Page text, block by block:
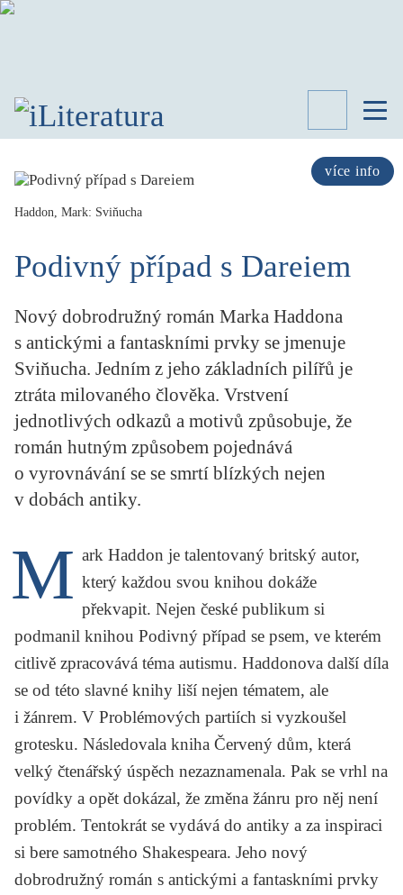
více info
SPISOVATELÉ
KNIHY
LITERATURY
KATEGORIE
STUDIE
PORTRÉT
KRITIKA PŘEKLADU
UKÁZKA
Haddon, Mark: Sviňucha
Podivný případ s Dareiem
Nový dobrodružný román Marka Haddona
s antickými a fantaskními prvky se jmenuje
Sviňucha. Jedním z jeho základních pilířů je
ztráta milovaného člověka. Vrstvení
jednotlivých odkazů a motivů způsobuje, že
román hutným způsobem pojednává
o vyrovnávání se se smrtí blízkých nejen
v dobách antiky.
M ark Haddon je talentovaný britský autor,
který každou svou knihou dokáže
překvapit. Nejen české publikum si
podmanil knihou Podivný případ se psem, ve kterém
citlivě zpracovává téma autismu. Haddonova další díla
se od této slavné knihy liší nejen tématem, ale
i žánrem. V Problémových partiích si vyzkoušel
grotesku. Následovala kniha Červený dům, která
velký čtenářský úspěch nezaznamenala. Pak se vrhl na
povídky a opět dokázal, že změna žánru pro něj není
problém. Tentokrát se vydává do antiky a za inspiraci
si bere samotného Shakespeara. Jeho nový
dobrodružný román s antickými a fantaskními prvky